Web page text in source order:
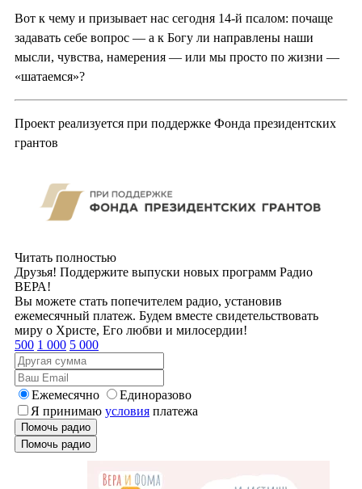
Вот к чему и призывает нас сегодня 14-й псалом: почаще
задавать себе вопрос — а к Богу ли направлены наши
мысли, чувства, намерения — или мы просто по жизни —
«шатаемся»?
Проект реализуется при поддержке Фонда президентских
грантов
Читать полностью
Друзья! Поддержите выпуски новых программ Радио
ВЕРА!
Вы можете стать попечителем радио, установив
ежемесячный платеж. Будем вместе свидетельствовать
миру о Христе, Его любви и милосердии!
500 1 000 5 000
Ежемесячно
Единоразово
Я принимаю условия платежа
Помочь радио
Помочь радио